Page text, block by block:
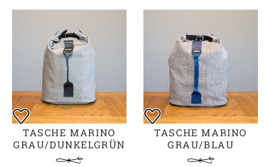
TASCHE MARINO
GRAU/DUNKELGRÜN
TASCHE MARINO
GRAU/BLAU